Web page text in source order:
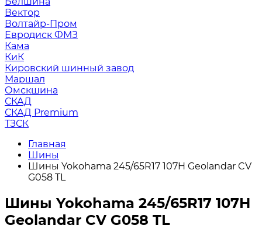
Вектор
Волтайр-Пром
Евродиск ФМЗ
Кама
КиК
Кировский шинный завод
Маршал
Омскшина
СКАД
СКАД Premium
ТЗСК
Главная
Шины
Шины Yokohama 245/65R17 107H Geolandar CV
G058 TL
Шины Yokohama 245/65R17 107H
Geolandar CV G058 TL